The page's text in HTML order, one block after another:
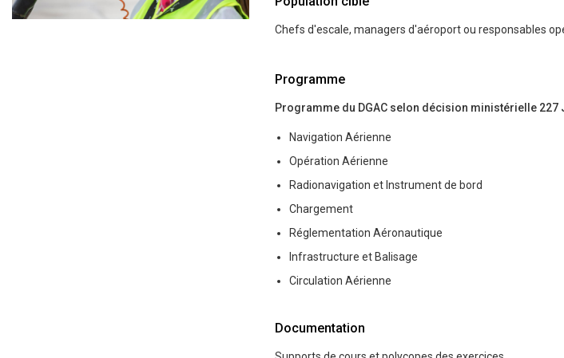
Chefs d'escale, managers d'aéroport ou responsables
Programme
Programme du DGAC selon décision ministérielle 227
Navigation Aérienne
Opération Aérienne
Radionavigation et Instrument de bord
Chargement
Réglementation Aéronautique
Infrastructure et Balisage
Circulation Aérienne
Documentation